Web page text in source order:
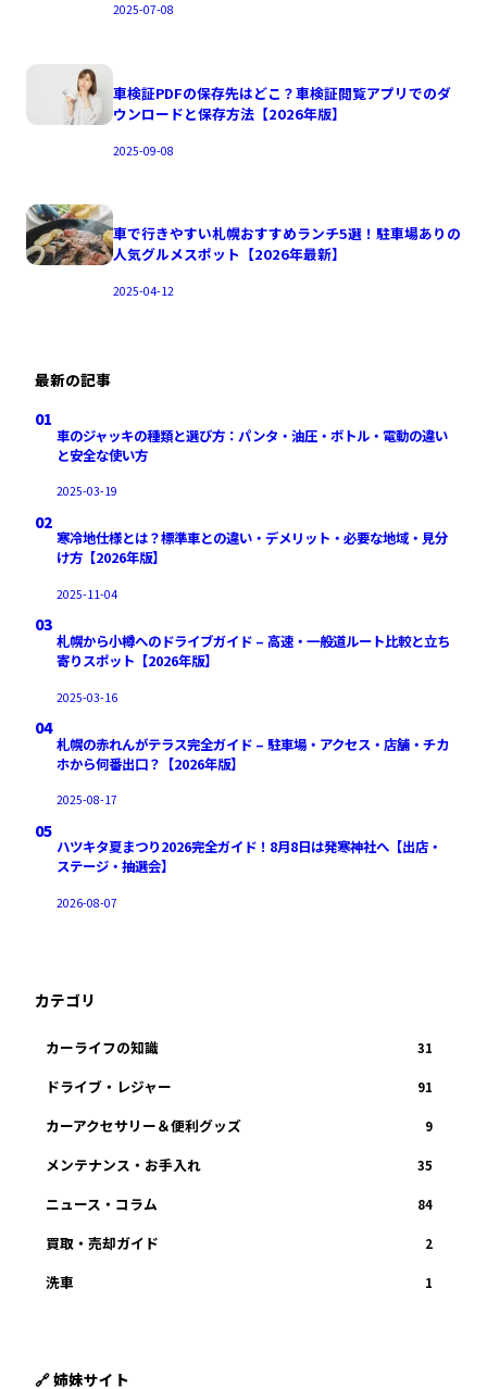
2025-07-08
車検証PDFの保存先はどこ？車検証閲覧アプリでのダ
ウンロードと保存方法【2026年版】
2025-09-08
車で行きやすい札幌おすすめランチ5選！駐車場ありの
人気グルメスポット【2026年最新】
2025-04-12
最新の記事
01
車のジャッキの種類と選び方：パンタ・油圧・ボトル・電動の違い
と安全な使い方
2025-03-19
02
寒冷地仕様とは？標準車との違い・デメリット・必要な地域・見分
け方【2026年版】
2025-11-04
03
札幌から小樽へのドライブガイド – 高速・一般道ルート比較と立ち
寄りスポット【2026年版】
2025-03-16
04
札幌の赤れんがテラス完全ガイド – 駐車場・アクセス・店舗・チカ
ホから何番出口？【2026年版】
2025-08-17
05
ハツキタ夏まつり2026完全ガイド！8月8日は発寒神社へ【出店・
ステージ・抽選会】
2026-08-07
カテゴリ
カーライフの知識 31
ドライブ・レジャー 91
カーアクセサリー＆便利グッズ 9
メンテナンス・お手入れ 35
ニュース・コラム 84
買取・売却ガイド 2
洗車 1
🔗 姉妹サイト